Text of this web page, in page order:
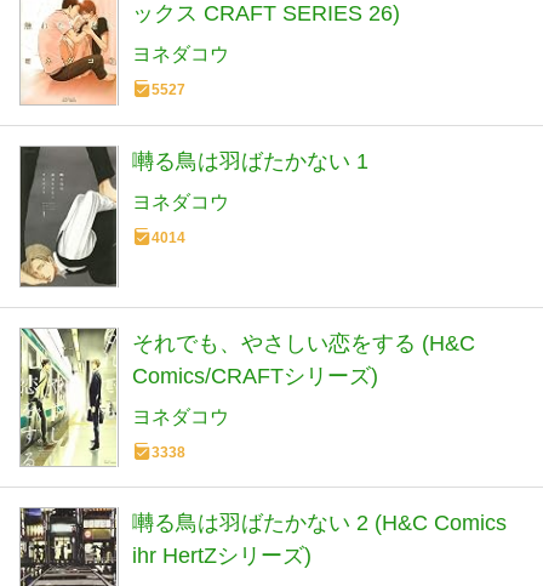
ックス CRAFT SERIES 26)
ヨネダコウ
5527
囀る鳥は羽ばたかない 1
ヨネダコウ
4014
それでも、やさしい恋をする (H&C
Comics/CRAFTシリーズ)
ヨネダコウ
3338
囀る鳥は羽ばたかない 2 (H&C Comics
ihr HertZシリーズ)